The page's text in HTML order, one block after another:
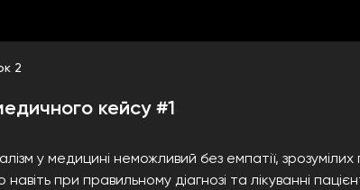
2
кейсу #1
у медицині неможливий без емпатії,
навіть при правильному діагнозі та лікуванні